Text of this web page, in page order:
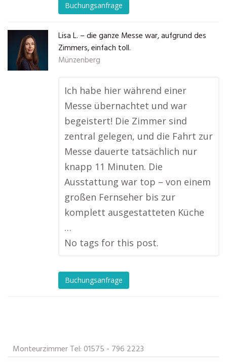
Buchungsanfrage
Lisa L. – die ganze Messe war, aufgrund des
Zimmers, einfach toll.
Münzenberg
Ich habe hier während einer
Messe übernachtet und war
begeistert! Die Zimmer sind
zentral gelegen, und die Fahrt zur
Messe dauerte tatsächlich nur
knapp 11 Minuten. Die
Ausstattung war top – von einem
großen Fernseher bis zur
komplett ausgestatteten Küche
…
No tags for this post.
Buchungsanfrage
Monteurzimmer Tel: 01575 - 796 2223